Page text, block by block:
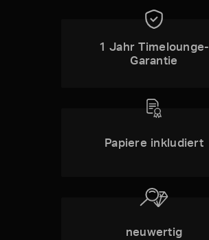
1 Jahr Timelounge-
Garantie
Papiere inkludiert
neuwertig